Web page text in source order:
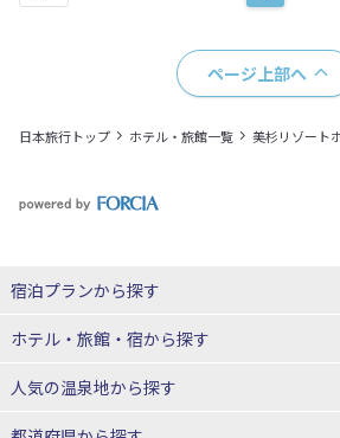
ページ上部へ
日本旅行トップ ホテル・旅館一覧 美杉リゾート
宿泊プランから探す
北海道
東北
青森県
ホテル・旅館・宿から探す
北海道ホテル・旅館
人気の温泉地から探す